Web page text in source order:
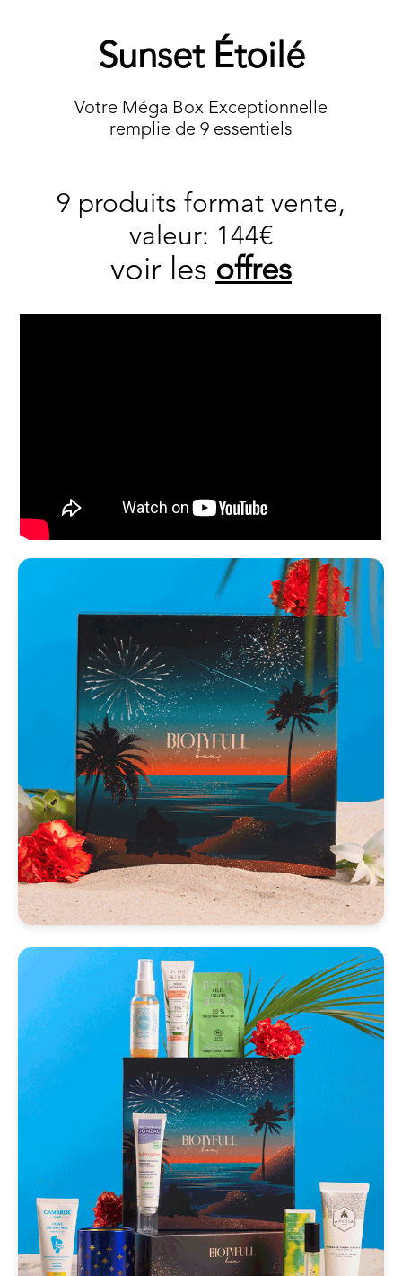
Sunset Étoilé
Votre Méga Box Exceptionnelle
remplie de 9 essentiels
9 produits format vente,
valeur: 144€
voir les offres